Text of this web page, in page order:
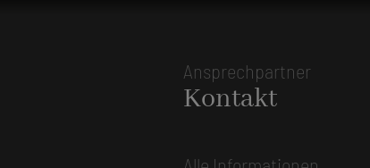
Ansprechpartner
Kontakt